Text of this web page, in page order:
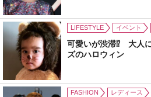
LIFESTYLE イベント
可愛いが渋滞⁉ 大人
ズのハロウィン
FASHION レディース